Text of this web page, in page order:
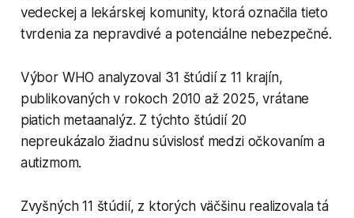
vedeckej a lekárskej komunity, ktorá označila tieto
tvrdenia za nepravdivé a potenciálne nebezpečné.
Výbor WHO analyzoval 31 štúdií z 11 krajín,
publikovaných v rokoch 2010 až 2025, vrátane
piatich metaanalýz. Z týchto štúdií 20
nepreukázalo žiadnu súvislosť medzi očkovaním a
autizmom.
Zvyšných 11 štúdií, z ktorých väčšinu realizovala tá